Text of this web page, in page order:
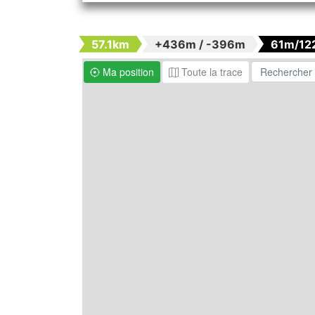
57.1km +436m / -396m
61m/
Ma position
Toute la trace